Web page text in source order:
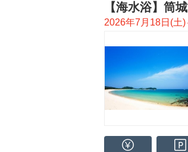
【海水浴】筒
2026年7月18日(土